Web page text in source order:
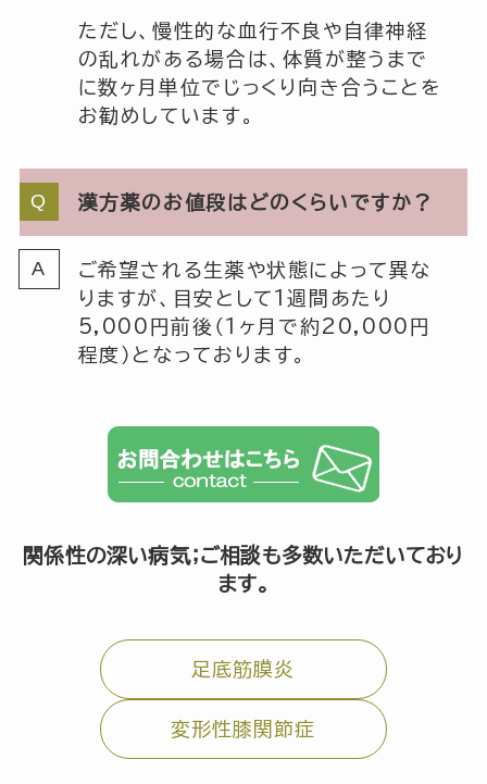
ただし、慢性的な血行不良や自律神経
の乱れがある場合は、体質が整うまで
に数ヶ月単位でじっくり向き合うことを
お勧めしています。
漢方薬のお値段はどのくらいですか？
ご希望される生薬や状態によって異な
りますが、目安として1週間あたり
5,000円前後（1ヶ月で約20,000円
程度）となっております。
関係性の深い病気；ご相談も多数いただいており
ます。
足底筋膜炎
変形性膝関節症